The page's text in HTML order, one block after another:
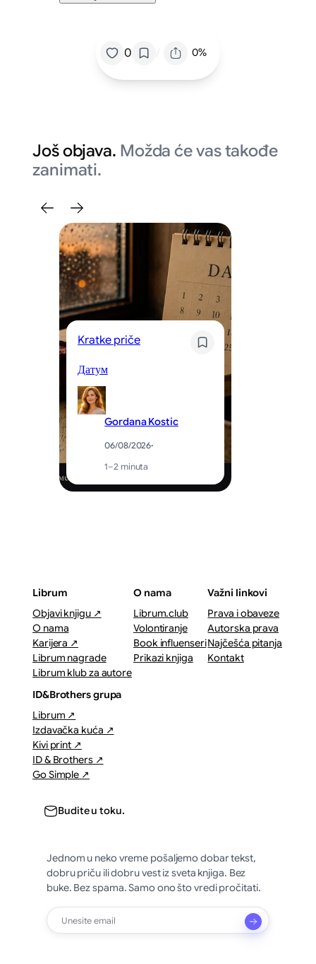
0 / 0%
Još objava. Možda će vas takođe
zanimati.
Kratke priče
Датум
Gordana Kostic
06/08/2026·
1–2 minuta
Librum
Objavi knjigu ↗
O nama
Karijera ↗
Librum nagrade
Librum klub za autore
O nama
Librum.club
Volontiranje
Book influenseri
Prikazi knjiga
Važni linkovi
Prava i obaveze
Autorska prava
Najčešća pitanja
Kontakt
ID&Brothers grupa
Librum ↗
Izdavačka kuća ↗
Kivi print ↗
ID & Brothers ↗
Go Simple ↗
Budite u toku.
Jednom u neko vreme pošaljemo dobar tekst,
dobru priču ili dobru vest iz sveta knjiga. Bez
buke. Bez spama. Samo ono što vredi pročitati.